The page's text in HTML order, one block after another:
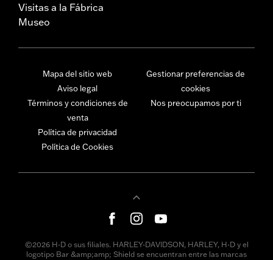
Visitas a la Fábrica
Museo
Mapa del sitio web
Aviso legal
Términos y condiciones de
venta
Política de privacidad
Política de Cookies
Gestionar preferencias de
cookies
Nos preocupamos por ti
©2026 H-D o sus filiales. HARLEY-DAVIDSON, HARLEY, H-D y el
logotipo Bar &amp;amp; Shield se encuentran entre las marcas